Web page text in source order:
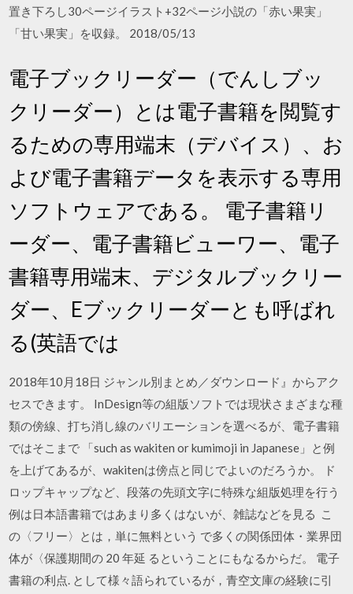
置き下ろし30ページイラスト+32ページ小説の「赤い果実」
「甘い果実」を収録。 2018/05/13
電子ブックリーダー（でんしブッ
クリーダー）とは電子書籍を閲覧す
るための専用端末（デバイス）、お
よび電子書籍データを表示する専用
ソフトウェアである。 電子書籍リ
ーダー、電子書籍ビューワー、電子
書籍専用端末、デジタルブックリー
ダー、Eブックリーダーとも呼ばれ
る(英語では
2018年10月18日 ジャンル別まとめ／ダウンロード』からアク
セスできます。 InDesign等の組版ソフトでは現状さまざまな種
類の傍線、打ち消し線のバリエーションを選べるが、電子書籍
ではそこまで 「such as wakiten or kumimoji in Japanese」と例
を上げてあるが、wakitenは傍点と同じでよいのだろうか。 ド
ロップキャップなど、段落の先頭文字に特殊な組版処理を行う
例は日本語書籍ではあまり多くはないが、雑誌などを見る こ
の〈フリー〉とは，単に無料という で多くの関係団体・業界団
体が〈保護期間の 20 年延 るということにもなるからだ。 電子
書籍の利点. として様々語られているが，青空文庫の経験に引